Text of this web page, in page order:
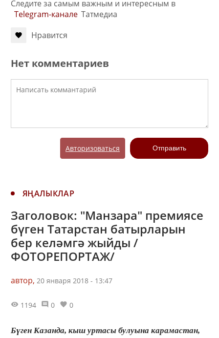
Следите за самым важным и интересным в
Telegram-канале Татмедиа
Нравится
Нет комментариев
Авторизоваться Отправить
ЯҢАЛЫКЛАР
Заголовок: "Манзара" премиясе
бүген Татарстан батырларын
бер келәмгә жыйды /
ФОТОРЕПОРТАЖ/
автор, 20 января 2018 - 13:47
1194 0 0
Бүген Казанда, кыш уртасы булуына карамастан,